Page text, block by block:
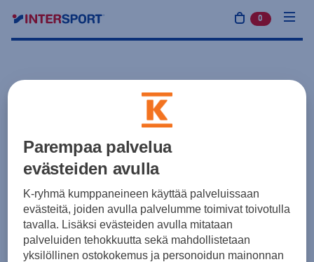
0 tuotetta
Parempaa palvelua
evästeiden avulla
K-ryhmä kumppaneineen käyttää palveluissaan
evästeitä, joiden avulla palvelumme toimivat toivotulla
tavalla. Lisäksi evästeiden avulla mitataan
palveluiden tehokkuutta sekä mahdollistetaan
yksilöllinen ostokokemus ja personoidun mainonnan